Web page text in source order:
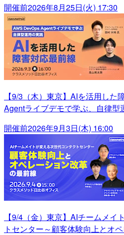
開催前2026年8月25日(火) 17:30
【9/3（木）東京】AIを活用した
Agentライブデモで学ぶ、自律型
開催前2026年9月3日(木) 16:00
【9/4（金）東京】AIチームメイ
トセンター～顧客体験向上とオ